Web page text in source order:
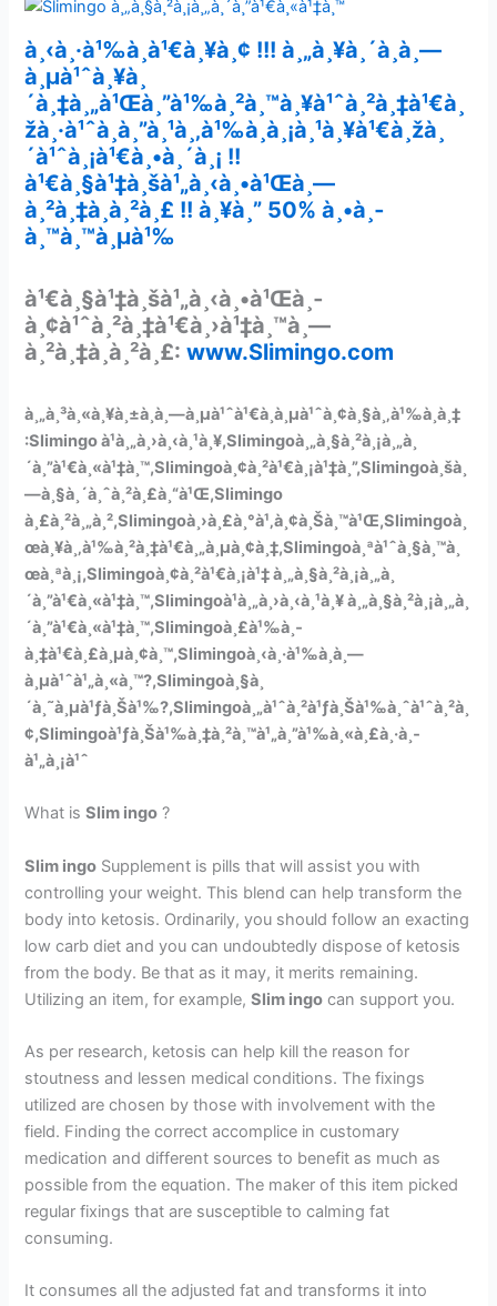
à¸‹à¸·à¹‰à¸­à¹€à¸¥à¸¢ !!! à¸„à¸¥à¸´à¸à¸—
à¸µà¹ˆà¸¥à¸
´à¸‡à¸„à¹Œà¸”à¹‰à¸²à¸™à¸¥à¹ˆà¸²à¸‡à¹€à¸
žà¸·à¹ˆà¸­à¸”à¸¹à¸‚à¹‰à¸­à¸¡à¸¹à¸¥à¹€à¸žà¸
´à¹ˆà¸¡à¹€à¸•à¸´à¸¡ !!
à¹€à¸§à¹‡à¸šà¹„à¸‹à¸•à¹Œà¸—
à¸²à¸‡à¸à¸²à¸£ !! à¸¥à¸” 50% à¸•à¸­
à¸™à¸™à¸µà¹‰
à¹€à¸§à¹‡à¸šà¹„à¸‹à¸•à¹Œà¸­
à¸¢à¹ˆà¸²à¸‡à¹€à¸›à¹‡à¸™à¸—
à¸²à¸‡à¸à¸²à¸£:www.Slimingo.com
à¸„à¸³à¸«à¸¥à¸±à¸à¸—à¸µà¹ˆà¹€à¸à¸µà¹ˆà¸¢à¸§à¸‚à¹‰à¸­à¸‡
:Slimingo à¹à¸„à¸›à¸‹à¸¹à¸¥,Slimingoà¸„à¸§à¸²à¸¡à¸„à¸
´à¸”à¹€à¸«à¹‡à¸™,Slimingoà¸¢à¸²à¹€à¸¡à¹‡à¸”,Slimingoà¸šà¸
—à¸§à¸´à¸ˆà¸²à¸£à¸“à¹Œ,Slimingo
à¸£à¸²à¸„à¸²,Slimingoà¸›à¸£à¸°à¹‚à¸¢à¸Šà¸™à¹Œ,Slimingoà¸
œà¸¥à¸‚à¹‰à¸²à¸‡à¹€à¸„à¸µà¸¢à¸‡,Slimingoà¸ªà¹ˆà¸§à¸™à¸
œà¸ªà¸¡,Slimingoà¸¢à¸²à¹€à¸¡à¹‡ à¸„à¸§à¸²à¸¡à¸„à¸
´à¸”à¹€à¸«à¹‡à¸™,Slimingoà¹à¸„à¸›à¸‹à¸¹à¸¥ à¸„à¸§à¸²à¸¡à¸„à¸
´à¸”à¹€à¸«à¹‡à¸™,Slimingoà¸£à¹‰à¸­
à¸‡à¹€à¸£à¸µà¸¢à¸™,Slimingoà¸‹à¸·à¹‰à¸­à¸—
à¸µà¹ˆà¹„à¸«à¸™?,Slimingoà¸§à¸
´à¸˜à¸µà¹ƒà¸Šà¹‰?,Slimingoà¸„à¹ˆà¸²à¹ƒà¸Šà¹‰à¸ˆà¹ˆà¸²à¸
¢,Slimingoà¹ƒà¸Šà¹‰à¸‡à¸²à¸™à¹„à¸”à¹‰à¸«à¸£à¸·à¸­
à¹„à¸¡à¹ˆ
What isSlim ingo ?
Slim ingo Supplement is pills that will assist you with
controlling your weight. This blend can help transform the
body into ketosis. Ordinarily, you should follow an exacting
low carb diet and you can undoubtedly dispose of ketosis
from the body. Be that as it may, it merits remaining.
Utilizing an item, for example,Slim ingo can support you.
As per research, ketosis can help kill the reason for
stoutness and lessen medical conditions. The fixings
utilized are chosen by those with involvement with the
field. Finding the correct accomplice in customary
medication and different sources to benefit as much as
possible from the equation. The maker of this item picked
regular fixings that are susceptible to calming fat
consuming.
It consumes all the adjusted fat and transforms it into